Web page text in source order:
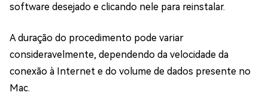
software desejado e clicando nele para reinstalar.
A duração do procedimento pode variar
consideravelmente, dependendo da velocidade da
conexão à Internet e do volume de dados presente no
Mac.